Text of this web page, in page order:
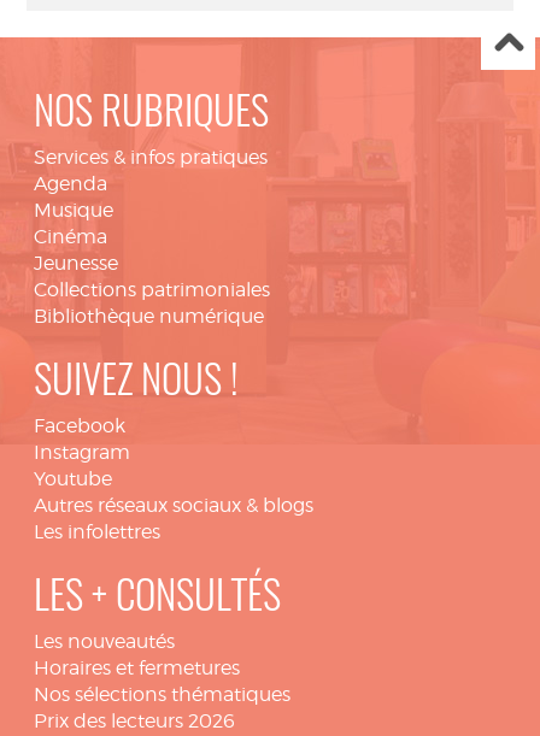
NOS RUBRIQUES
Services & infos pratiques
Agenda
Musique
Cinéma
Jeunesse
Collections patrimoniales
Bibliothèque numérique
SUIVEZ NOUS !
Facebook
Instagram
Youtube
Autres réseaux sociaux & blogs
Les infolettres
LES + CONSULTÉS
Les nouveautés
Horaires et fermetures
Nos sélections thématiques
Prix des lecteurs 2026